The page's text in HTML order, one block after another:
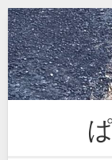
Skip
to
content